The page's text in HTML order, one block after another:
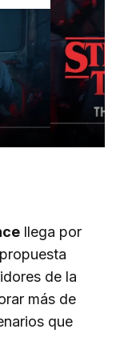
llega por
de la
más de
que